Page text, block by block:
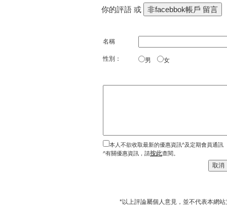
你的評語 或
名稱
性別： 男 女
本人不欲收取最新的優惠資訊^及定期會員通訊
^有關優惠資訊，請按此查閱。
*以上評論屬個人意見，並不代表本網